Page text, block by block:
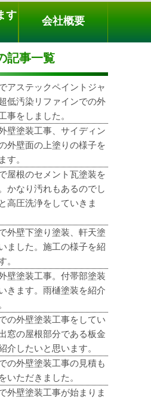
付中]
す
会社概要
記事一覧
アステックペイントジャ
低汚染リファインでの外
事をしました。
壁塗装工事、サイディン
外壁面の上塗りの様子を
す。
屋根のセメント瓦塗装を
かなり汚れもあるのでし
高圧洗浄をしていきま
外壁下塗り塗装、軒天塗
ました。施工の様子を紹
。
壁塗装工事。付帯部塗装
きます。雨樋塗装を紹介
の外壁塗装工事をしてい
窓の屋根部分である板金
介したいと思います。
の外壁塗装工事の見積も
いただきました。
外壁塗装工事が始まりま